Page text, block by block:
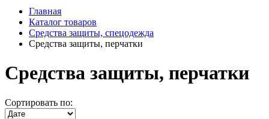
Главная
Каталог товаров
Средства защиты, спецодежда
Средства защиты, перчатки
Средства защиты, перчатки
Сортировать по: